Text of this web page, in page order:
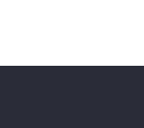
dans les